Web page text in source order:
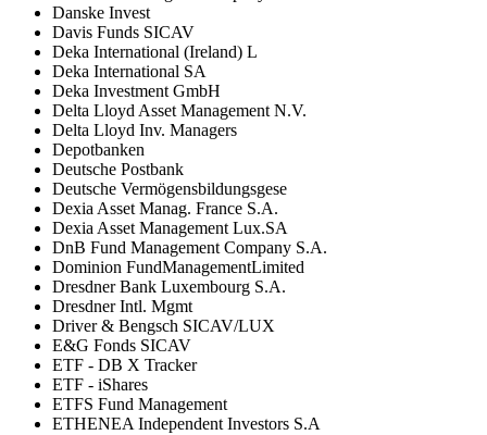
Danske Invest
Davis Funds SICAV
Deka International (Ireland) L
Deka International SA
Deka Investment GmbH
Delta Lloyd Asset Management N.V.
Delta Lloyd Inv. Managers
Depotbanken
Deutsche Postbank
Deutsche Vermögensbildungsgese
Dexia Asset Manag. France S.A.
Dexia Asset Management Lux.SA
DnB Fund Management Company S.A.
Dominion FundManagementLimited
Dresdner Bank Luxembourg S.A.
Dresdner Intl. Mgmt
Driver & Bengsch SICAV/LUX
E&G Fonds SICAV
ETF - DB X Tracker
ETF - iShares
ETFS Fund Management
ETHENEA Independent Investors S.A